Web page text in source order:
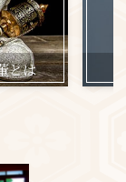
とは